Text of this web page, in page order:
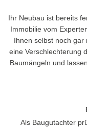
Ihr Neubau ist bereits
Immobilie vom
Ihnen selbst noch gar
eine Verschlechterung
Baumängeln und
Als Baugutachter